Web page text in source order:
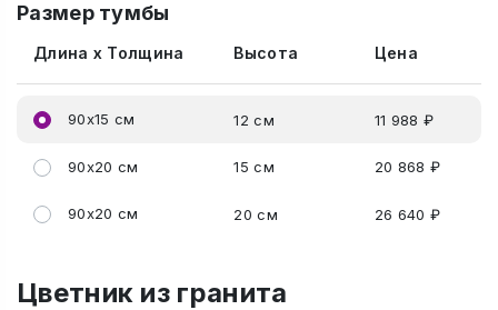
Размер тумбы
Длина x Толщина Высота Цена
90x15 см 12 см 11 988 ₽
90x20 см 15 см 20 868 ₽
90x20 см 20 см 26 640 ₽
Цветник из гранита